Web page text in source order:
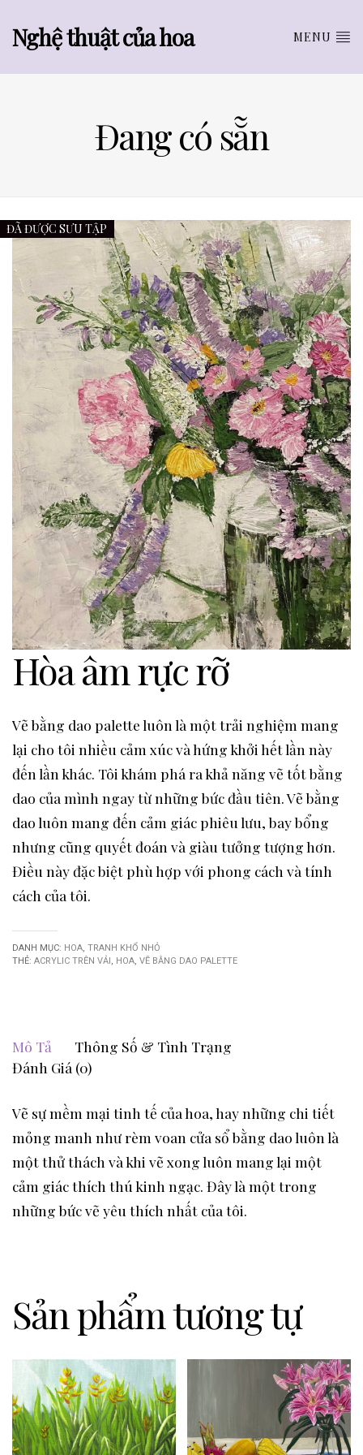
Nghệ thuật của hoa MENU
Đang có sẵn
ĐÃ ĐƯỢC SƯU TẬP
Hòa âm rực rỡ
Vẽ bằng dao palette luôn là một trải nghiệm mang
lại cho tôi nhiều cảm xúc và hứng khởi hết lần này
đến lần khác. Tôi khám phá ra khả năng vẽ tốt bằng
dao của mình ngay từ những bức đầu tiên. Vẽ bằng
dao luôn mang đến cảm giác phiêu lưu, bay bổng
nhưng cũng quyết đoán và giàu tưởng tượng hơn.
Điều này đặc biệt phù hợp với phong cách và tính
cách của tôi.
DANH MỤC: HOA, TRANH KHỔ NHỎ
THẺ: ACRYLIC TRÊN VẢI , HOA, VẼ BẰNG DAO PALETTE
Mô Tả
Thông Số & Tình Trạng
Đánh Giá (0)
Vẽ sự mềm mại tinh tế của hoa, hay những chi tiết
mỏng manh như rèm voan cửa sổ bằng dao luôn là
một thử thách và khi vẽ xong luôn mang lại một
cảm giác thích thú kinh ngạc. Đây là một trong
những bức vẽ yêu thích nhất của tôi.
Sản phẩm tương tự